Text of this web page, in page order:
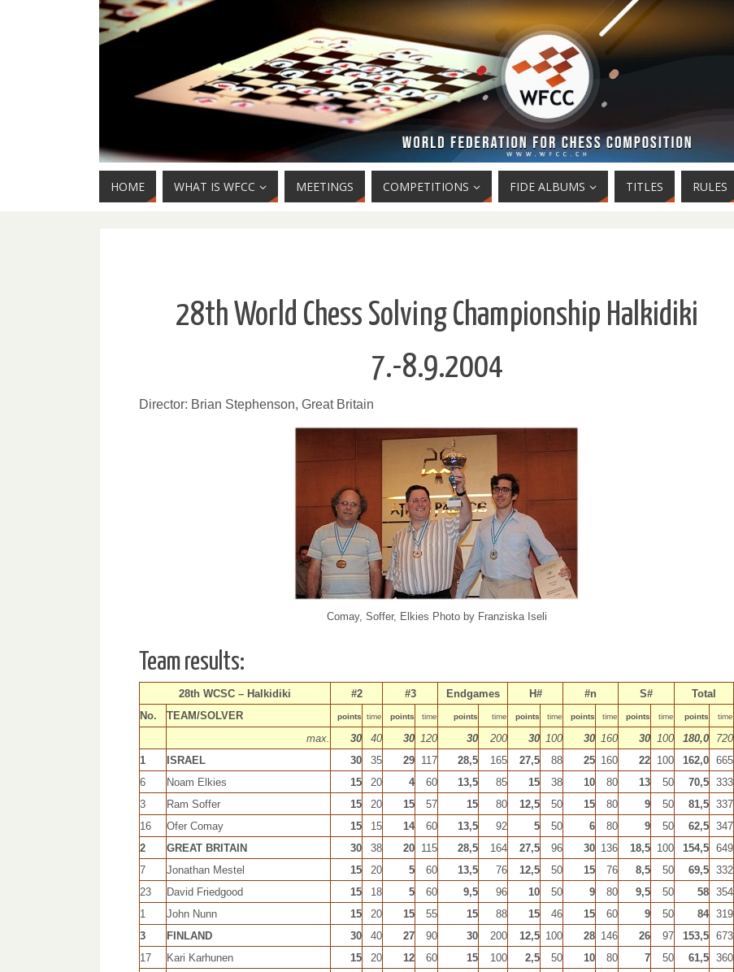
HOME WHAT IS WFCC MEETINGS COMPETITIONS FIDE ALBUMS TITLES RULES
28th World Chess Solving Championship Halkidiki
7.-8.9.2004
Director: Brian Stephenson, Great Britain
Comay, Soffer, Elkies Photo by Franziska Iseli
Team results:
28th WCSC – Halkidiki #2 #3 Endgames H# #n S#
Total
No.
TEAM/SOLVER points time points time points time points time points time points time points time
max. 30 40 30 120 30 200 30 100 30 160 30 100 180,0
720
1
ISRAEL 30 35 29 117 28,5 165 27,5 88 25 160 22 100 162,0 665
6
Noam Elkies 15 20 4 60 13,5 85 15 38 10 80 13 50 70,5 333
3
Ram Soffer 15 20 15 57 15 80 12,5 50 15 80 9 50 81,5 337
16
Ofer Comay 15 15 14 60 13,5 92 5 50 6 80 9 50 62,5 347
2
GREAT BRITAIN 30 38 20 115 28,5 164 27,5 96 30 136 18,5 100 154,5 649
7
Jonathan Mestel 15 20 5 60 13,5 76 12,5 50 15 76 8,5 50 69,5 332
23
David Friedgood 15 18 5 60 9,5 96 10 50 9 80 9,5 50 58 354
1
John Nunn 15 20 15 55 15 88 15 46 15 60 9 50 84 319
3
FINLAND 30 40 27 90 30 200 12,5 100 28 146 26 97 153,5 673
17
Kari Karhunen 15 20 12 60 15 100 2,5 50 10 80 7 50 61,5 360